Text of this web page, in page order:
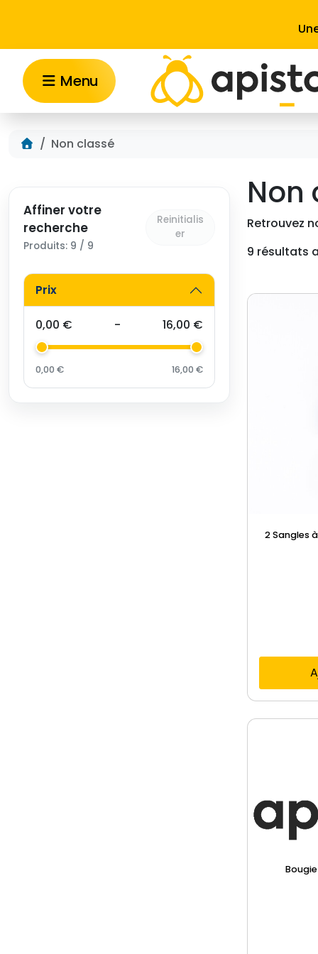
Menu
Accueil
Non classé
Affiner votre
recherche
Produits: 9 / 9
Reinitialis
er
Prix
0,00 € - 16,00 €
0,00 € 16,00 €
Non
Retrouvez
9 résultats
2 Sangles